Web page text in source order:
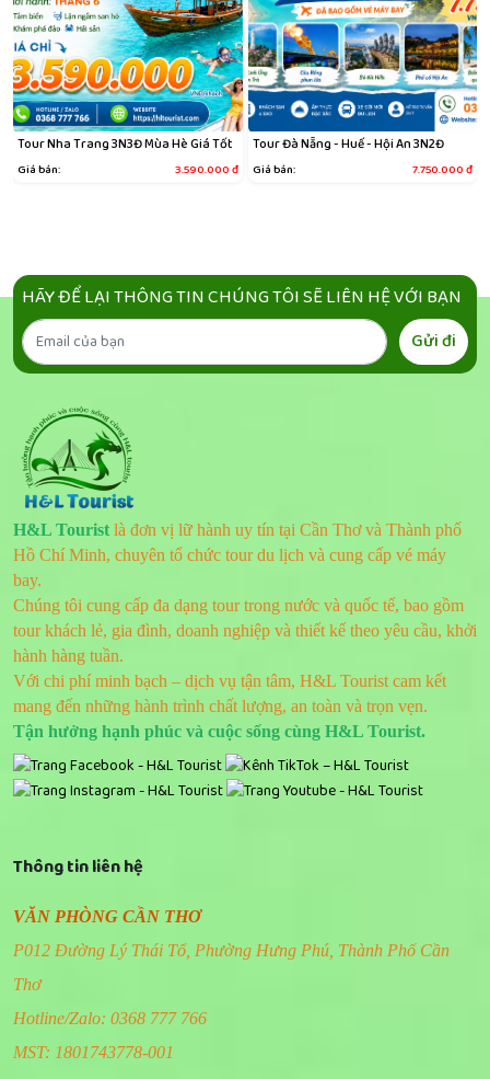
Tour Nha Trang 3N3Đ Mùa Hè Giá Tốt
Giá bán: 3.590.000đ
Tour Đà Nẵng - Huế - Hội An 3N2Đ
Giá bán: 7.750.000đ
HÃY ĐỂ LẠI THÔNG TIN CHÚNG TÔI SẼ LIÊN HỆ VỚI BẠN
Gửi đi
H&L Tourist là đơn vị lữ hành uy tín tại Cần Thơ và Thành phố
Hồ Chí Minh, chuyên tổ chức tour du lịch và cung cấp vé máy
bay.
Chúng tôi cung cấp đa dạng tour trong nước và quốc tế, bao gồm
tour khách lẻ, gia đình, doanh nghiệp và thiết kế theo yêu cầu, khởi
hành hàng tuần.
Với chi phí minh bạch – dịch vụ tận tâm, H&L Tourist cam kết
mang đến những hành trình chất lượng, an toàn và trọn vẹn.
Tận hưởng hạnh phúc và cuộc sống cùng H&L Tourist.
Thông tin liên hệ
VĂN PHÒNG CẦN THƠ
P012 Đường Lý Thái Tổ, Phường Hưng Phú, Thành Phố Cần
Thơ
Hotline/Zalo: 0368 777 766
MST: 1801743778-001